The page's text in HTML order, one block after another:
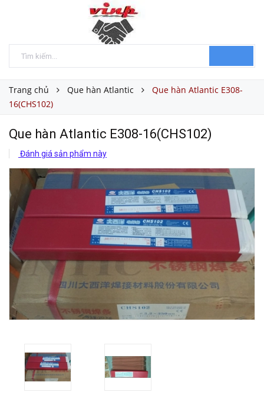
Trang chủ Que hàn Atlantic
Que hàn Atlantic E308-
16(CHS102)
Que hàn Atlantic E308-16(CHS102)
Đánh giá sản phẩm này